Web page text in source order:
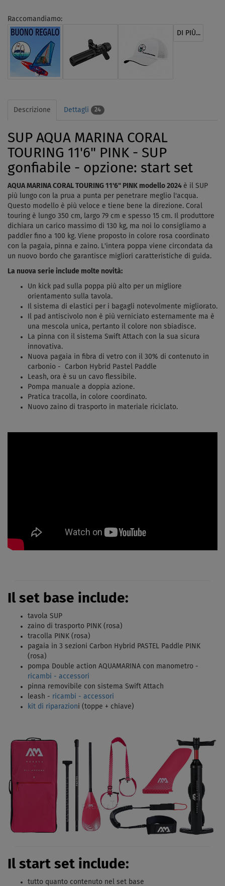
Raccomandiamo:
DI PIÙ...
Descrizione Dettagli 24
SUP AQUA MARINA CORAL
TOURING 11'6" PINK - SUP
gonfiabile - opzione: start set
AQUA MARINA CORAL TOURING 11'6" PINK modello 2024 è il SUP
più lungo con la prua a punta per penetrare meglio l'acqua.
Questo modello è più veloce e tiene bene la direzione. Coral
touring è lungo 350 cm, largo 79 cm e spesso 15 cm. Il produttore
dichiara un carico massimo di 130 kg, ma noi lo consigliamo a
paddler fino a 100 kg. Viene proposto in colore rosa coordinato
con la pagaia, pinna e zaino. L'intera poppa viene circondata da
un nuovo bordo che garantisce migliori caratteristiche di guida.
La nuova serie include molte novità:
Un kick pad sulla poppa più alto per un migliore
orientamento sulla tavola.
Il sistema di elastici per i bagagli notevolmente migliorato.
Il pad antiscivolo non è più verniciato esternamente ma è
una mescola unica, pertanto il colore non sbiadisce.
La pinna con il sistema Swift Attach con la sua sicura
innovativa.
Nuova pagaia in fibra di vetro con il 30% di contenuto in
carbonio - Carbon Hybrid Pastel Paddle
Leash, ora è su un cavo flessibile.
Pompa manuale a doppia azione.
Pratica tracolla, in colore coordinato.
Nuovo zaino di trasporto in materiale riciclato.
Il set base include:
tavola SUP
zaino di trasporto PINK (rosa)
tracolla PINK (rosa)
pagaia in 3 sezioni Carbon Hybrid PASTEL Paddle PINK
(rosa)
pompa Double action AQUAMARINA con manometro -
ricambi - accessori
pinna removibile con sistema Swift Attach
leash - ricambi - accessori
kit di riparazioni (toppe + chiave)
Il start set include:
tutto quanto contenuto nel set base